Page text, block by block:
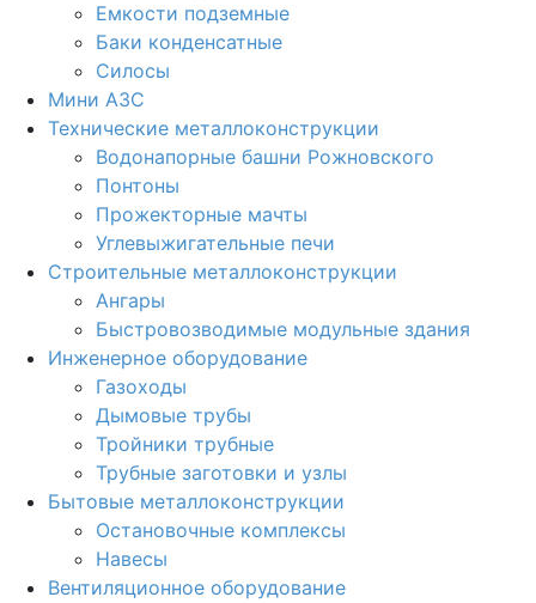
Емкости подземные
Баки конденсатные
Силосы
Мини АЗС
Технические металлоконструкции
Водонапорные башни Рожновского
Понтоны
Прожекторные мачты
Углевыжигательные печи
Строительные металлоконструкции
Ангары
Быстровозводимые модульные здания
Инженерное оборудование
Газоходы
Дымовые трубы
Тройники трубные
Трубные заготовки и узлы
Бытовые металлоконструкции
Остановочные комплексы
Навесы
Вентиляционное оборудование